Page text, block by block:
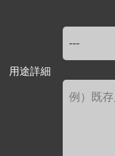
用途詳細